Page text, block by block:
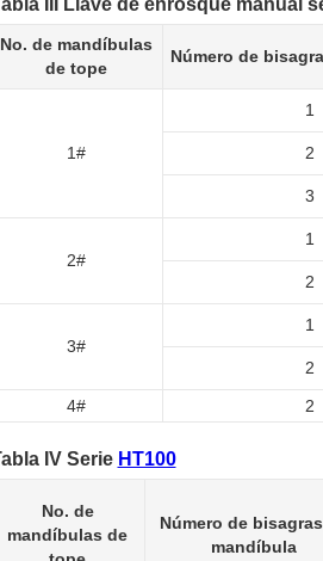
III Llave de enrosque manual
No. de mandíbulas
de tope
Número de
1#
1
2
3
2#
1
2
3#
1
2
4#
2
IV Serie HT100
No. de
mandíbulas de
Número de
mandíbula